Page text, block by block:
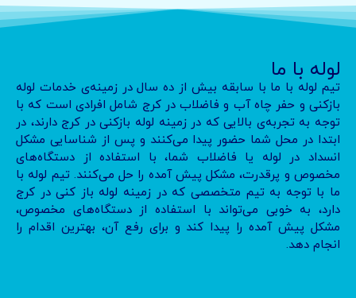
لوله با ما
تیم لوله با ما با سابقه بیش از ده سال در زمینه‌ی خدمات لوله
بازکنی و حفر چاه آب و فاضلاب در کرج شامل افرادی است که با
توجه به تجربه‌ی بالایی که در زمینه لوله بازکنی در کرج دارند، در
ابتدا در محل شما حضور پیدا می‌کنند و پس از شناسایی مشکل
انسداد در لوله یا فاضلاب شما، با استفاده از دستگاه‌های
مخصوص و پرقدرت، مشکل پیش آمده را حل می‌کنند. تیم لوله با
ما با توجه به تیم متخصصی که در زمینه لوله باز کنی در کرج
دارد، به خوبی می‌تواند با استفاده از دستگاه‌های مخصوص،
مشکل پیش آمده را پیدا کند و برای رفع آن، بهترین اقدام را
انجام دهد.